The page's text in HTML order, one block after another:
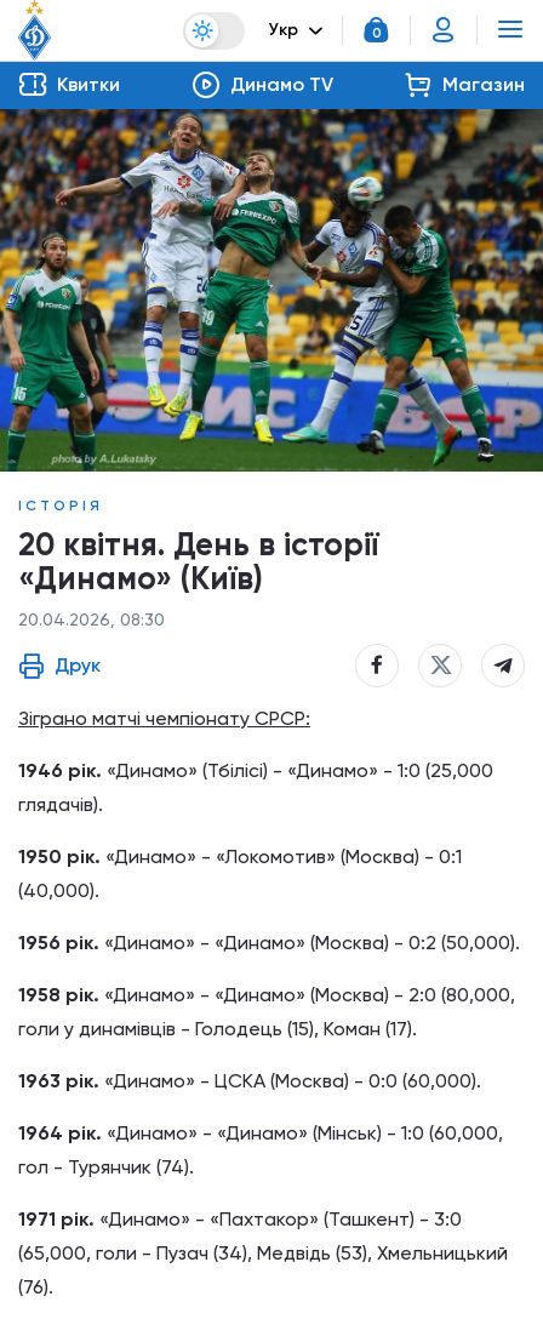
Укр 0
Квитки Динамо TV Магазин
ІСТОРІЯ
20 квітня. День в історії
«Динамо» (Київ)
20.04.2026, 08:30
Друк
Зіграно матчі чемпіонату СРСР:
1946 рік. «Динамо» (Тбілісі) - «Динамо» - 1:0 (25,000
глядачів).
1950 рік. «Динамо» - «Локомотив» (Москва) - 0:1
(40,000).
1956 рік. «Динамо» - «Динамо» (Москва) - 0:2 (50,000).
1958 рік. «Динамо» - «Динамо» (Москва) - 2:0 (80,000,
голи у динамівців - Голодець (15), Коман (17).
1963 рік. «Динамо» - ЦСКА (Москва) - 0:0 (60,000).
1964 рік. «Динамо» - «Динамо» (Мінськ) - 1:0 (60,000,
гол - Турянчик (74).
1971 рік. «Динамо» - «Пахтакор» (Ташкент) - 3:0
(65,000, голи - Пузач (34), Медвідь (53), Хмельницький
(76).